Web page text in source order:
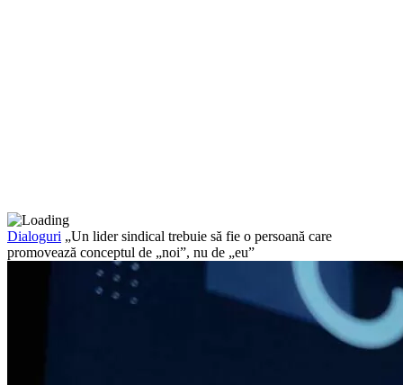
Dialoguri „Un lider sindical trebuie să fie o persoană care
promovează conceptul de „noi”, nu de „eu”